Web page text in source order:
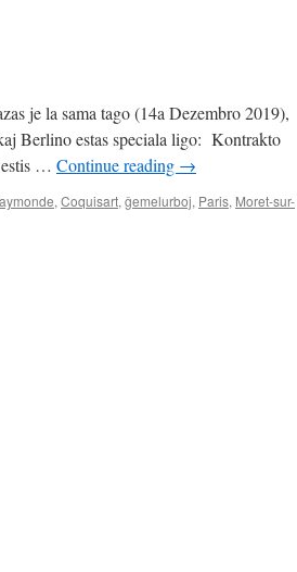
je la sama tago (14a Dezembro 2019),
Berlino estas speciala ligo: Kontrakto
… Continue reading →
, Coquisart, ĝemelurboj, Paris, Moret-sur-